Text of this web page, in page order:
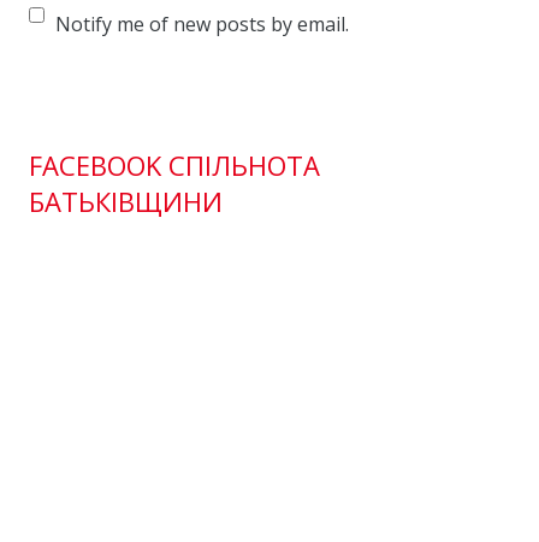
Notify me of new posts by email.
FACEBOOK СПІЛЬНОТА
БАТЬКІВЩИНИ